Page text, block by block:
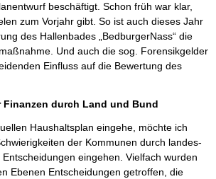
beschäftigt. Schon früh war klar,
zum Vorjahr gibt. So ist auch dieses Jahr
des Hallenbades „BedburgerNass“ die
Und auch die sog. Forensikgelder
Einfluss auf die Bewertung des
durch Land und Bund
Haushaltsplan eingehe, möchte ich
der Kommunen durch landes-
eingehen. Vielfach wurden
Ebenen Entscheidungen getroffen, die